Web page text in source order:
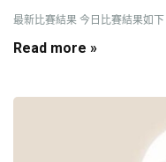
最新比賽結果 今日比賽結果如下
Read more »